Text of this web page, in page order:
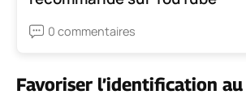
0 commentaires
Favoriser l’identification